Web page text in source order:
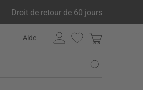
Droit de retour de 60 jours
Aide